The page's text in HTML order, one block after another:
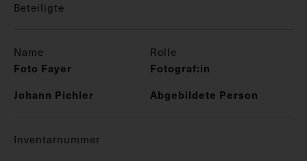
Beteiligte
Name Rolle
Foto Fayer
Fotograf:in
Johann Pichler
Abgebildete Person
Inventarnummer